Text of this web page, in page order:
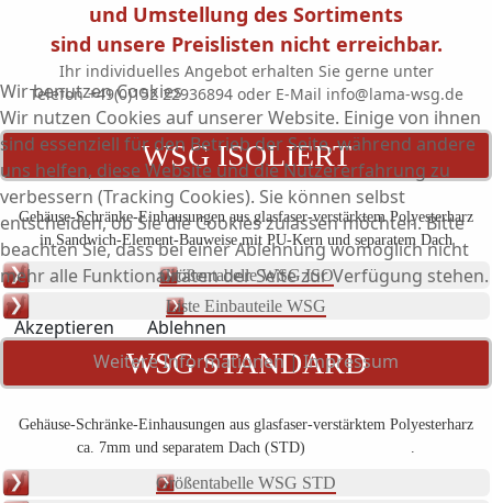
und Umstellung des Sortiments
sind unsere Preislisten nicht erreichbar.
Ihr individuelles Angebot erhalten Sie gerne unter
Telefon +49(0)152 22936894 oder E-Mail info@lama-wsg.de
WSG ISOLIERT
Gehäuse-Schränke-Einhausungen aus glasfaser-verstärktem Polyesterharz
in Sandwich-Element-Bauweise mit PU-Kern und separatem Dach
Größentabelle WSG ISO
Liste Einbauteile WSG
WSG STANDARD
Gehäuse-Schränke-Einhausungen aus glasfaser-verstärktem Polyesterharz
ca. 7mm und separatem Dach (STD) .
Größentabelle WSG STD
Wir benutzen Cookies
Wir nutzen Cookies auf unserer Website. Einige von ihnen
sind essenziell für den Betrieb der Seite, während andere
uns helfen, diese Website und die Nutzererfahrung zu
verbessern (Tracking Cookies). Sie können selbst
entscheiden, ob Sie die Cookies zulassen möchten. Bitte
beachten Sie, dass bei einer Ablehnung womöglich nicht
mehr alle Funktionalitäten der Seite zur Verfügung stehen.
Akzeptieren
Ablehnen
Weitere Informationen|Impressum